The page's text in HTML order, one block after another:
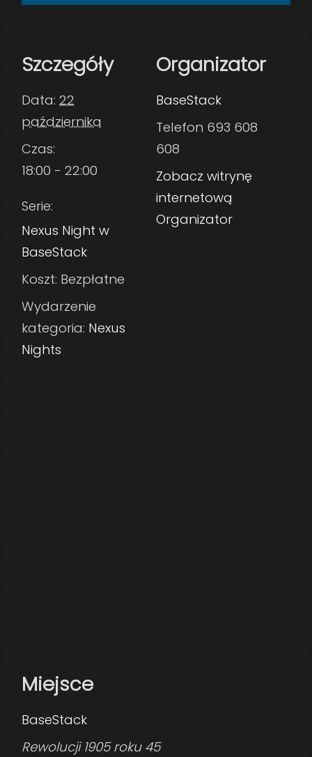
Szczegóły
Data: 22
października
Czas:
18:00 - 22:00
Serie:
Nexus Night w
BaseStack
Koszt: Bezpłatne
Wydarzenie
kategoria: Nexus
Nights
Organizator
BaseStack
Telefon 693 608
608
Zobacz witrynę
internetową
Organizator
Miejsce
BaseStack
Rewolucji 1905 roku 45